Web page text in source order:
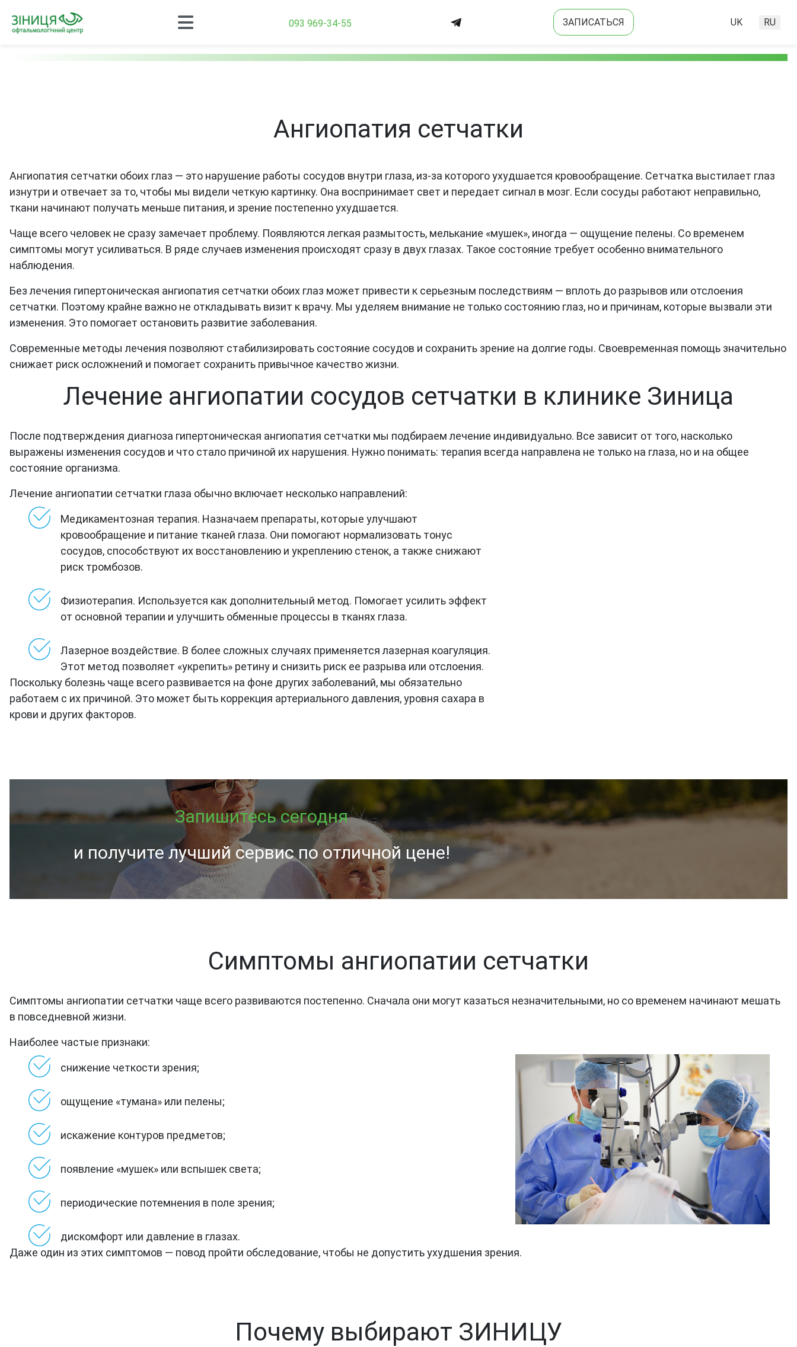
093 969-34-55 ЗАПИСАТЬСЯ
Выберите язык
UK RU
Ангиопатия сетчатки
Ангиопатия сетчатки обоих глаз — это нарушение работы сосудов внутри глаза, из-за которого ухудшается кровообращение. Сетчатка выстилает глаз
изнутри и отвечает за то, чтобы мы видели четкую картинку. Она воспринимает свет и передает сигнал в мозг. Если сосуды работают неправильно,
ткани начинают получать меньше питания, и зрение постепенно ухудшается.
Чаще всего человек не сразу замечает проблему. Появляются легкая размытость, мелькание «мушек», иногда — ощущение пелены. Со временем
симптомы могут усиливаться. В ряде случаев изменения происходят сразу в двух глазах. Такое состояние требует особенно внимательного
наблюдения.
Без лечения гипертоническая ангиопатия сетчатки обоих глаз может привести к серьезным последствиям — вплоть до разрывов или отслоения
сетчатки. Поэтому крайне важно не откладывать визит к врачу. Мы уделяем внимание не только состоянию глаз, но и причинам, которые вызвали эти
изменения. Это помогает остановить развитие заболевания.
Современные методы лечения позволяют стабилизировать состояние сосудов и сохранить зрение на долгие годы. Своевременная помощь значительно
снижает риск осложнений и помогает сохранить привычное качество жизни.
Лечение ангиопатии сосудов сетчатки в клинике Зиница
После подтверждения диагноза гипертоническая ангиопатия сетчатки мы подбираем лечение индивидуально. Все зависит от того, насколько
выражены изменения сосудов и что стало причиной их нарушения. Нужно понимать: терапия всегда направлена не только на глаза, но и на общее
состояние организма.
Лечение ангиопатии сетчатки глаза обычно включает несколько направлений:
Медикаментозная терапия. Назначаем препараты, которые улучшают
кровообращение и питание тканей глаза. Они помогают нормализовать тонус
сосудов, способствуют их восстановлению и укреплению стенок, а также снижают
риск тромбозов.
Физиотерапия. Используется как дополнительный метод. Помогает усилить эффект
от основной терапии и улучшить обменные процессы в тканях глаза.
Лазерное воздействие. В более сложных случаях применяется лазерная коагуляция.
Этот метод позволяет «укрепить» ретину и снизить риск ее разрыва или отслоения.
Поскольку болезнь чаще всего развивается на фоне других заболеваний, мы обязательно
работаем с их причиной. Это может быть коррекция артериального давления, уровня сахара в
крови и других факторов.
Запишитесь сегодня
и получите лучший сервис по отличной цене!
Симптомы ангиопатии сетчатки
Симптомы ангиопатии сетчатки чаще всего развиваются постепенно. Сначала они могут казаться незначительными, но со временем начинают мешать
в повседневной жизни.
Наиболее частые признаки:
снижение четкости зрения;
ощущение «тумана» или пелены;
искажение контуров предметов;
появление «мушек» или вспышек света;
периодические потемнения в поле зрения;
дискомфорт или давление в глазах.
Даже один из этих симптомов — повод пройти обследование, чтобы не допустить ухудшения зрения.
Почему выбирают ЗИНИЦУ